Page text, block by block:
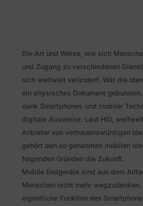
Die Art und Weise, wie sich
und Zugang zu verschiedenen
sich weltweit verändert. War die
ein physisches Dokument
dank Smartphones und mobiler
digitale Ausweise. Laut HID,
Anbieter von vertrauenswürdigen
gehört den so genannten mobilen
folgenden Gründen die Zukunft.
Mobile Endgeräte sind aus dem
Menschen nicht mehr
eigentliche Funktion des